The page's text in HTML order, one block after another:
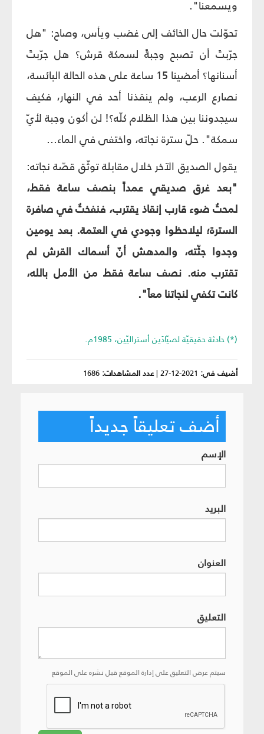
ويسمعنا".
تحوّلت حال الخائف إلى غضب ويأس، وصاح: "هل
جرّبتَ أن تصبح وجبةً لسمكة قرش؟ هل جرّبتَ
أسنانها؟ أمضينا 15 ساعة على هذه الحالة البائسة،
نصارع الرعب، ولم ينقذنا أحد في النهار، فكيف
سيجدوننا بين هذا الظلام كلّه؟! لن أكون وجبة لأيّ
سمكة". حلّ سترة نجاته، واختفى في الماء...
يقول الصديق الآخر خلال مقابلة توثّق قصّة نجاته:
"بعد غرق صديقي عمداً بنصف ساعة فقط،
لمحتُ ضوء قارب إنقاذ يقترب، فنفختُ في صافرة
السترة؛ ليلاحظوا وجودي في العتمة. بعد يومين
وجدوا جثّته، والمدهش أنّ أسماك القرش لم
تقترب منه. نصف ساعة فقط من الأمل بالله،
كانت تكفي لنجاتنا معاً".
(*) حادثة حقيقيّة لصيّادَين أستراليّين، 1985م.
أضيف في: 2021-12-27
|عدد المشاهدات: 1686
أضف تعليقاً جديداً
الإسم
البريد
العنوان
التعليق
سيتم عرض التعليق على إدارة الموقع قبل نشره على الموقع